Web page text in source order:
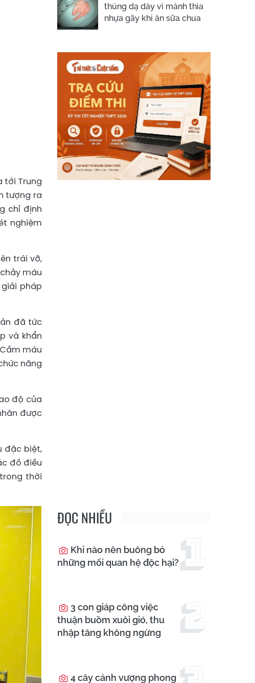
tới Trung
tượng ra
chỉ định
nghiệm
trái vỡ,
máu
pháp
đã tức
và khẩn
máu
năng
độ của
được
đặc biệt,
đồ điều
thời
thủng dạ dày vì mảnh thìa
nhựa gãy khi ăn sữa chua
ĐỌC NHIỀU
Khi nào nên buông bỏ
những mối quan hệ độc hại?
3 con giáp công việc
thuận buồm xuôi gió, thu
nhập tăng không ngừng
4 cây cảnh vượng phong